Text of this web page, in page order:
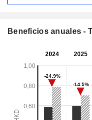
Beneficios anuales -